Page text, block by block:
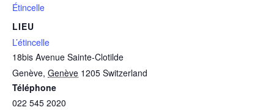
Étincelle
LIEU
L’étincelle
18bis Avenue Sainte-Clotilde
Genève, Genève 1205 Switzerland
Téléphone
022 545 2020